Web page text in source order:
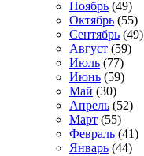
Ноябрь (49)
Октябрь (55)
Сентябрь (49)
Август (59)
Июль (77)
Июнь (59)
Май (30)
Апрель (52)
Март (55)
Февраль (41)
Январь (44)